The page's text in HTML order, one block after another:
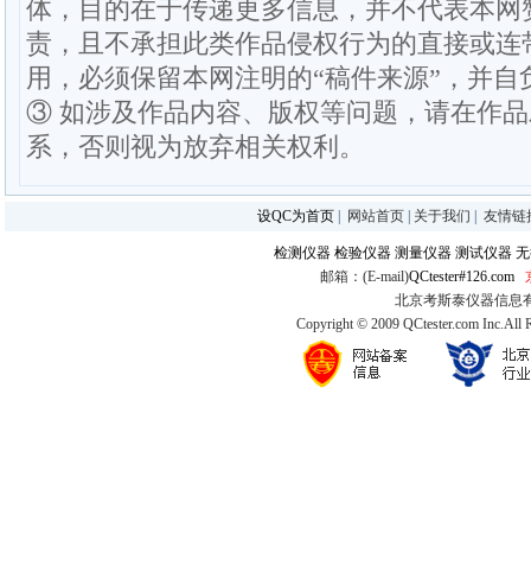
体，目的在于传递更多信息，并不代表本
责，且不承担此类作品侵权行为的直接或
用，必须保留本网注明的“稿件来源”，并
③ 如涉及作品内容、版权等问题，请在作
系，否则视为放弃相关权利。
设QC为首页 网站首页 关于我们 友情链
检测仪器 检验仪器 测量仪器 测试仪器
邮箱：(E-mail)QCtester#126.com
北京考斯泰仪器信息
Copyright © 2009 QCtester.com Inc.All